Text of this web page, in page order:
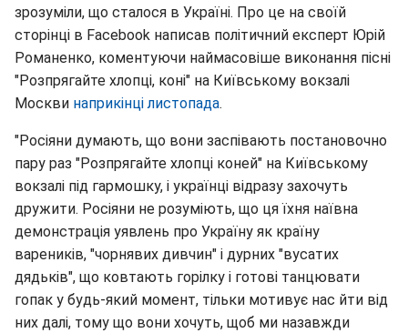
зрозуміли, що сталося в Україні. Про це на своїй
сторінці в Facebook написав політичний експерт Юрій
Романенко, коментуючи наймасовіше виконання пісні
"Розпрягайте хлопці, коні" на Київському вокзалі
Москви наприкінці листопада.
"Росіяни думають, що вони заспівають постановочно
пару раз "Розпрягайте хлопці коней" на Київському
вокзалі під гармошку, і українці відразу захочуть
дружити. Росіяни не розуміють, що ця їхня наївна
демонстрація уявлень про Україну як країну
вареників, "чорнявих дивчин" і дурних "вусатих
дядьків", що ковтають горілку і готові танцювати
гопак у будь-який момент, тільки мотивує нас йти від
них далі, тому що вони хочуть, щоб ми назавжди